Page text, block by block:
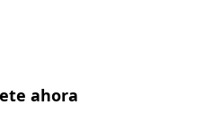
ahora